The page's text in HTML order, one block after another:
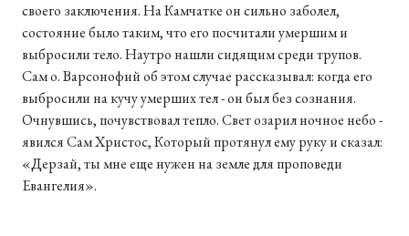
своего заключения. На Камчатке он сильно заболел,
состояние было таким, что его посчитали умершим и
выбросили тело. Наутро нашли сидящим среди трупов.
Сам о. Варсонофий об этом случае рассказывал: когда его
выбросили на кучу умерших тел - он был без сознания.
Очнувшись, почувствовал тепло. Свет озарил ночное небо -
явился Сам Христос, Который протянул ему руку и сказал:
«Дерзай, ты мне еще нужен на земле для проповеди
Евангелия».